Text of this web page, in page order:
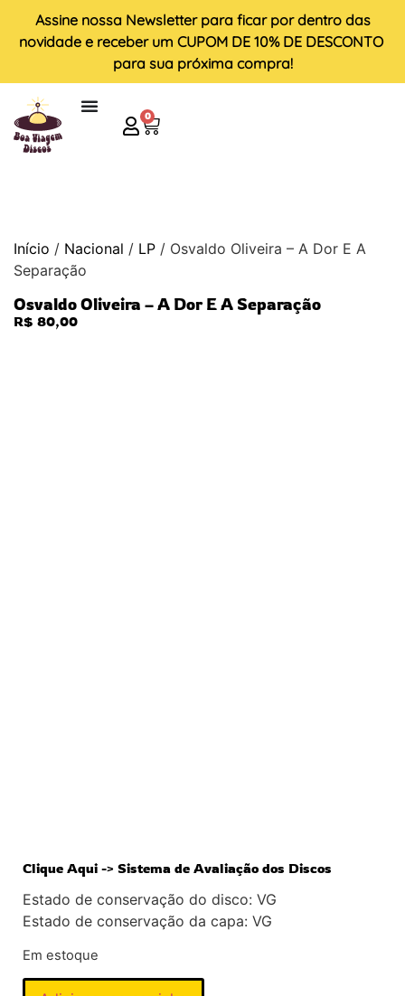
Assine nossa Newsletter para ficar por dentro das
novidade e receber um CUPOM DE 10% DE DESCONTO
para sua próxima compra!
0
Início / Nacional / LP / Osvaldo Oliveira – A Dor E A
Separação
Osvaldo Oliveira – A Dor E A Separação
R$ 80,00
Clique Aqui -> Sistema de Avaliação dos Discos
Estado de conservação do disco: VG
Estado de conservação da capa: VG
Em estoque